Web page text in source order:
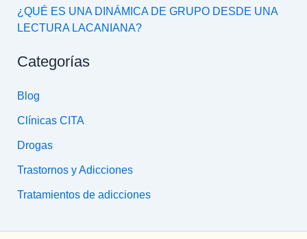
¿QUÉ ES UNA DINÁMICA DE GRUPO DESDE UNA
LECTURA LACANIANA?
Categorías
Blog
Clínicas CITA
Drogas
Trastornos y Adicciones
Tratamientos de adicciones